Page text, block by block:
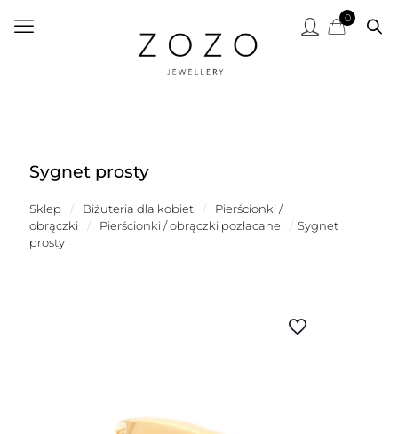
0
Sygnet prosty
Sklep / Biżuteria dla kobiet /
Pierścionki /
obrączki
/ Pierścionki / obrączki pozłacane / Sygnet
prosty